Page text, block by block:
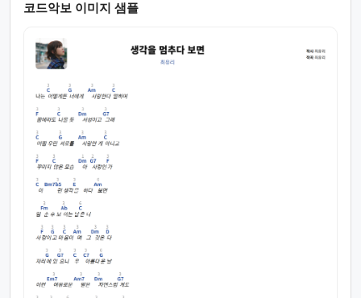
코드악보 이미지 샘플